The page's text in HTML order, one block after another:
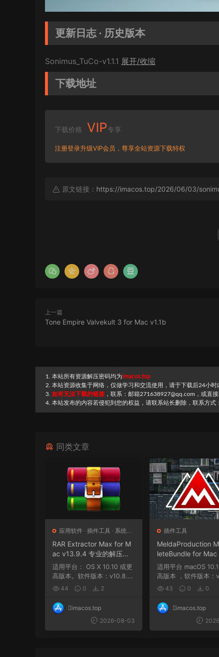
更新日志 · 历史版本
Sonimus_TuCo-v1.1.1 展开/收缩
下载地址
下载价格 VIP专享
注册登录升级VIP会员，尊享全站资源下载特权
原文链接： https://imacos.top/2026/06/03/
上一篇
Tone Empire Valvekult 3 for Mac v1.1b
1. 本站所有资源解压密码均为imacos.top
2. 本站资源收集于网络，仅做学习和交流使用，请于下载后24小
3. 如有无法下载的链接 ，联系：邮箱271638927@qq.com，或直
4. 本站发布的内容若侵犯到您的权益，请联系站长删除，联系方
同类文章
应用软件 · 插件工具 · 系统应
用
RAR Extractor Max for M
ac v13.9.4 专业的解压缩
软件
适用平台： OS X 10.10 或更
高版本。软件版本：v10.8.0
OS X 10.11 及...
44 0 2
imacos.top
2026-08-03
插件工具
MeldaProduction
leteBundle for
6.07 提供一站式音
解决方案，涵盖从
适用平台 macOS 10.14 及更
高版本 ，软件版本：
07 ，架构：ARM、
43 0 0
imacos.top